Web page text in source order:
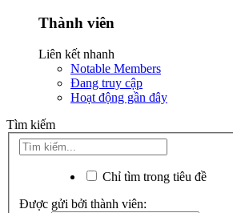
Thành viên
Liên kết nhanh
Notable Members
Đang truy cập
Hoạt động gần đây
Tìm kiếm
Chỉ tìm trong tiêu đề
Được gửi bởi thành viên: